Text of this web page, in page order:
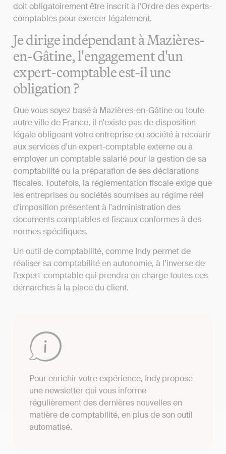
doit obligatoirement être inscrit à l'Ordre des experts-
comptables pour exercer légalement.
Je dirige indépendant à Mazières-
en-Gâtine, l'engagement d'un
expert-comptable est-il une
obligation ?
Que vous soyez basé à Mazières-en-Gâtine ou toute
autre ville de France, il n'existe pas de disposition
légale obligeant votre entreprise ou société à recourir
aux services d'un expert-comptable externe ou à
employer un comptable salarié pour la gestion de sa
comptabilité ou la préparation de ses déclarations
fiscales. Toutefois, la réglementation fiscale exige que
les entreprises ou sociétés soumises au régime réel
d'imposition présentent à l'administration des
documents comptables et fiscaux conformes à des
normes spécifiques.
Un outil de comptabilité, comme Indy permet de
réaliser sa comptabilité en autonomie, à l’inverse de
l’expert-comptable qui prendra en charge toutes ces
démarches à la place du client.
Pour enrichir votre expérience, Indy propose
une newsletter qui vous informe
régulièrement des dernières nouvelles en
matière de comptabilité, en plus de son outil
automatisé.